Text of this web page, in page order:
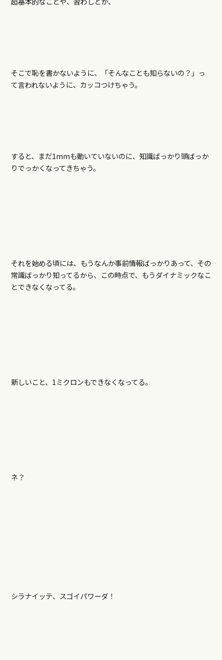
そこで恥を書かないように、「そんなことも知らないの？」っ
て言われないように、カッコつけちゃう。
すると、まだ1mmも動いていないのに、知識ばっかり頭ばっか
りでっかくなってきちゃう。
それを始める頃には、もうなんか事前情報ばっかりあって、その
常識ばっかり知ってるから、この時点で、もうダイナミックなこ
とできなくなってる。
新しいこと、1ミクロンもできなくなってる。
ネ？
シラナイッテ、スゴイパワーダ！